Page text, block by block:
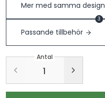
Mer med samma design
Passande tillbehör
3
Antal